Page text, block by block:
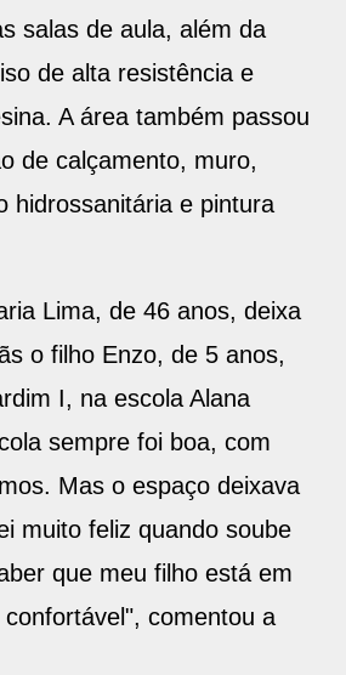
salas de aula, além da
de alta resistência e
A área também passou
de calçamento, muro,
hidrossanitária e pintura
Lima, de 46 anos, deixa
o filho Enzo, de 5 anos,
I, na escola Alana
sempre foi boa, com
Mas o espaço deixava
muito feliz quando soube
que meu filho está em
comentou a